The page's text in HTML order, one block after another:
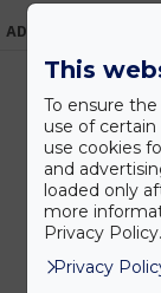
ADATOK
Vásárolj nagyobb
This
To ensure
use of certain
use cookies
and
loaded only
more
Privacy Policy.
Privacy